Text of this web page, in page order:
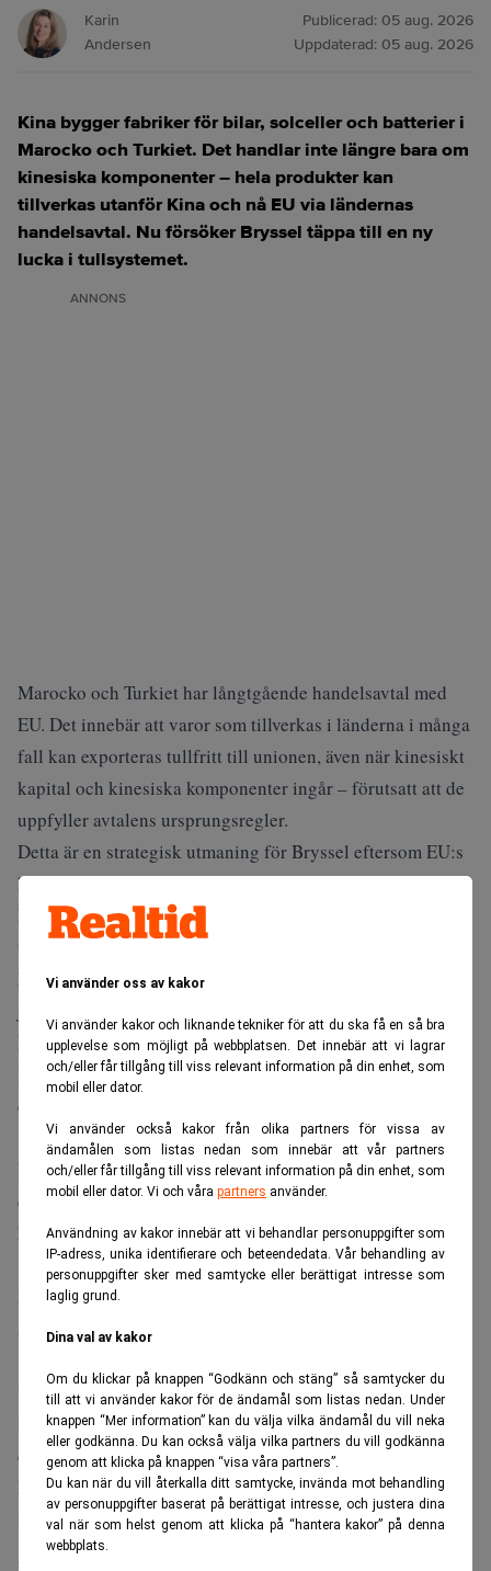
Vi använder oss av kakor
Vi använder kakor och liknande tekniker för att du ska få en så bra
upplevelse som möjligt på webbplatsen. Det innebär att vi lagrar
och/eller får tillgång till viss relevant information på din enhet, som
mobil eller dator.
Vi använder också kakor från olika partners för vissa av
ändamålen som listas nedan som innebär att vår partners
och/eller får tillgång till viss relevant information på din enhet, som
mobil eller dator. Vi och våra partners använder.
Användning av kakor innebär att vi behandlar personuppgifter som
IP-adress, unika identifierare och beteendedata. Vår behandling av
personuppgifter sker med samtycke eller berättigat intresse som
laglig grund.
Dina val av kakor
Om du klickar på knappen “Godkänn och stäng” så samtycker du
till att vi använder kakor för de ändamål som listas nedan. Under
knappen “Mer information” kan du välja vilka ändamål du vill neka
eller godkänna. Du kan också välja vilka partners du vill godkänna
genom att klicka på knappen “visa våra partners”.
Du kan när du vill återkalla ditt samtycke, invända mot behandling
av personuppgifter baserat på berättigat intresse, och justera dina
val när som helst genom att klicka på “hantera kakor” på denna
webbplats.
Karin
Andersen
Publicerad: 05 aug. 2026
Uppdaterad: 05 aug. 2026
Kina bygger fabriker för bilar, solceller och batterier i
Marocko och Turkiet. Det handlar inte längre bara om
kinesiska komponenter – hela produkter kan
tillverkas utanför Kina och nå EU via ländernas
handelsavtal. Nu försöker Bryssel täppa till en ny
lucka i tullsystemet.
ANNONS
Marocko och Turkiet har långtgående handelsavtal med
EU. Det innebär att varor som tillverkas i länderna i många
fall kan exporteras tullfritt till unionen, även när kinesiskt
kapital och kinesiska komponenter ingår – förutsatt att de
uppfyller avtalens ursprungsregler.
Detta är en strategisk utmaning för Bryssel eftersom EU:s
handelsskydd är betydligt svårare att använda när
kinesiska företag etablerar fullskalig produktion i
tredjeländer.
Läs också:Musk kan tvingas sälja allt i Kina – om
Massiva investeringar i elbilar, batterier och solpaneler
I Marocko bygger kinesiska bolag ett helt ekosystem för
elbilar.
Batteritillverkare som Gotion, BTR, Tinci och Huayou
etablerar sig i landet, tillsammans med
komponenttillverkare som APG och Sentury Tire.
I Turkiet expanderar dessutom Haier inom vitvaror och
Astronergy inom solpaneler.
Under de senaste fyra åren har kinesiska investeringar i
Marocko och Turkiet uppgått till omkring 8 miljarder
dollar, enligtEuronews.
Läs också:Tiden rinner ut för EU i handelsstriden med
Kina. Realtid